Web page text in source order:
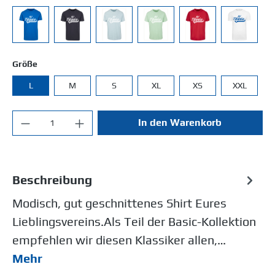
Größe
L M S XL XS XXL
In den Warenkorb
Beschreibung
Modisch, gut geschnittenes Shirt Eures
Lieblingsvereins.Als Teil der Basic-Kollektion
empfehlen wir diesen Klassiker allen,…
Mehr